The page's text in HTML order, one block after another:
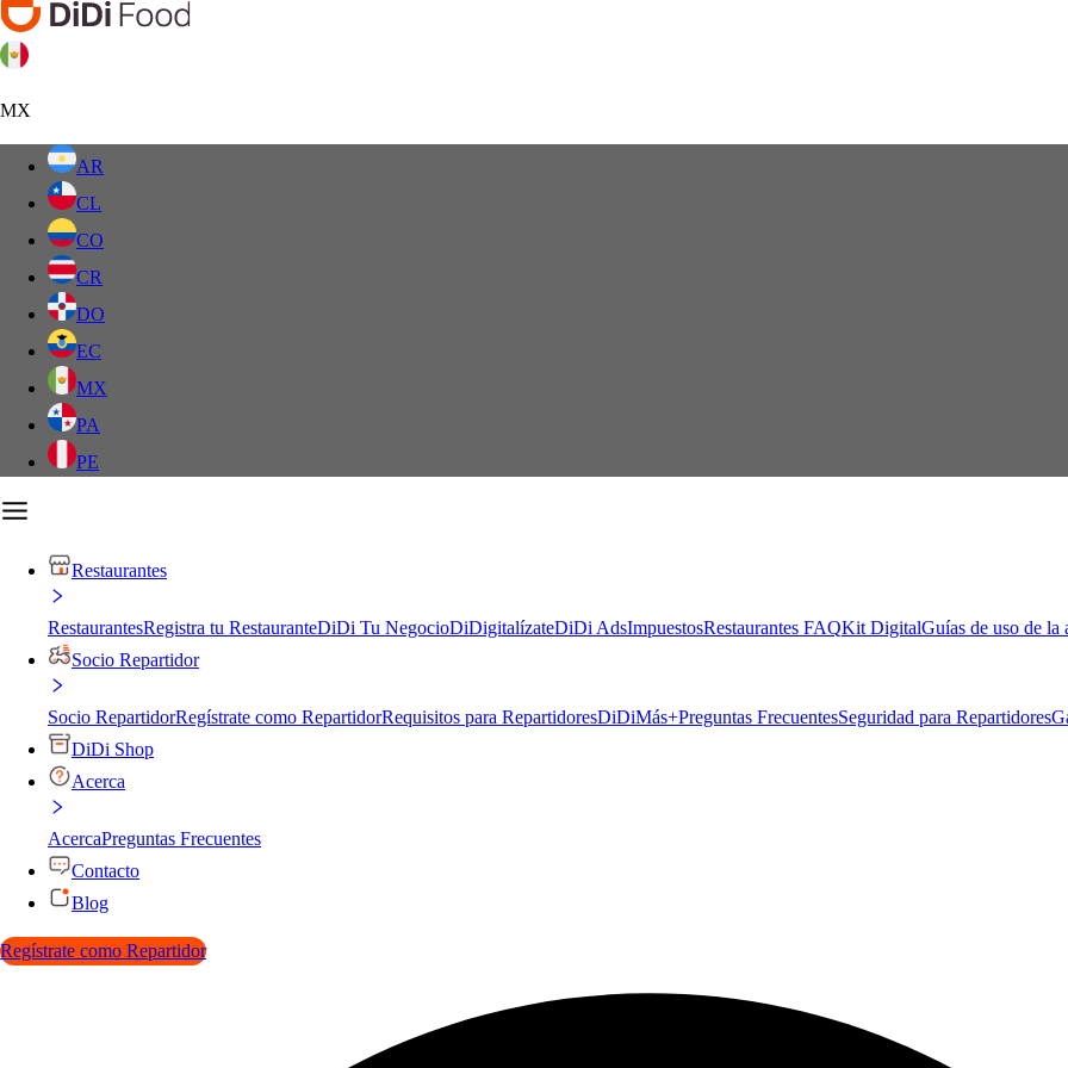
MX
AR
CL
CO
CR
DO
EC
MX
PA
PE
Restaurantes
RestaurantesRegistra tu RestauranteDiDi Tu NegocioDiDigitalízateDiDi AdsImpuestosRestaurantes FAQKit DigitalGuías de uso de la
Socio Repartidor
Socio RepartidorRegístrate como RepartidorRequisitos para RepartidoresDiDiMás+Preguntas FrecuentesSeguridad para Repartidores
DiDi Shop
Acerca
AcercaPreguntas Frecuentes
Contacto
Blog
Regístrate como Repartidor